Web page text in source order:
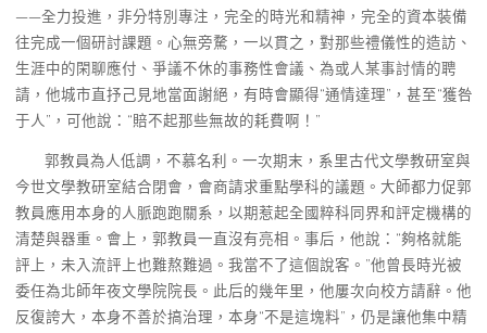
——全力投進，非分特別專注，完全的時光和精神，完全的資本裝備
往完成一個研討課題。心無旁騖，一以貫之，對那些禮儀性的造訪、
生涯中的閑聊應付、爭議不休的事務性會議、為或人某事討情的聘
請，他城市直抒己見地當面謝絕，有時會顯得“通情達理”，甚至“獲咎
于人”，可他說：“賠不起那些無故的耗費啊！”
郭教員為人低調，不慕名利。一次期末，系里古代文學教研室與
今世文學教研室結合閉會，會商請求重點學科的議題。大師都力促郭
教員應用本身的人脈跑跑關系，以期惹起全國粹科同界和評定機構的
清楚與器重。會上，郭教員一直沒有亮相。事后，他說：“夠格就能
評上，未入流評上也難熬難過。我當不了這個說客。”他曾長時光被
委任為北師年夜文學院院長。此后的幾年里，他屢次向校方請辭。他
反復誇大，本身不善於搞治理，本身“不是這塊料”，仍是讓他集中精